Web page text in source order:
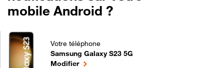
mobile Android ?
Votre téléphone
Samsung Galaxy S23 5G
Comment limiter les notifications sur votre mobile
Modifierle téléphone sélectionné